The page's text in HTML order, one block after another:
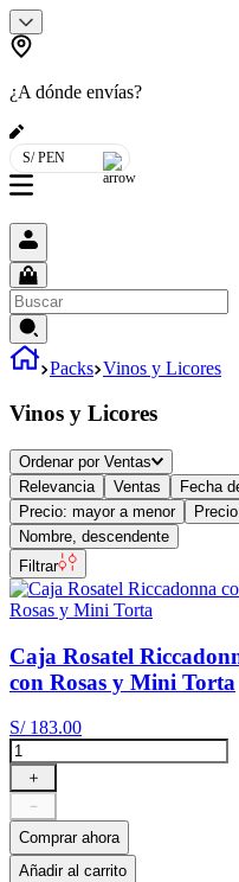
¿A dónde envías?
S/ PEN
Packs Vinos y Licores
Vinos y Licores
Ordenar por Ventas
Relevancia
Ventas Fecha
Precio: mayor a menor
Nombre, descendente
Filtrar
Caja Rosatel
con Rosas y Mini Torta
S/ 183.00
＋
－
Comprar ahora
Añadir al carrito